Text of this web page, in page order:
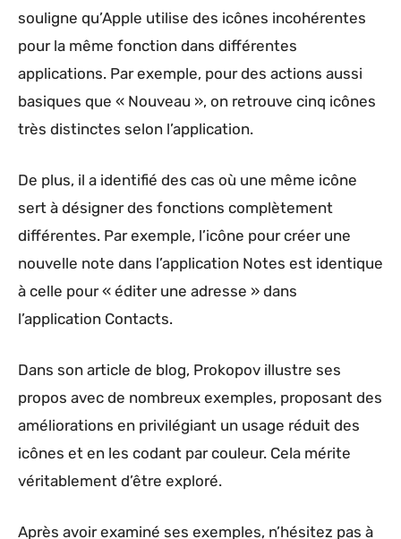
souligne qu’Apple utilise des icônes incohérentes
pour la même fonction dans différentes
applications. Par exemple, pour des actions aussi
basiques que « Nouveau », on retrouve cinq icônes
très distinctes selon l’application.
De plus, il a identifié des cas où une même icône
sert à désigner des fonctions complètement
différentes. Par exemple, l’icône pour créer une
nouvelle note dans l’application Notes est identique
à celle pour « éditer une adresse » dans
l’application Contacts.
Dans son article de blog, Prokopov illustre ses
propos avec de nombreux exemples, proposant des
améliorations en privilégiant un usage réduit des
icônes et en les codant par couleur. Cela mérite
véritablement d’être exploré.
Après avoir examiné ses exemples, n’hésitez pas à